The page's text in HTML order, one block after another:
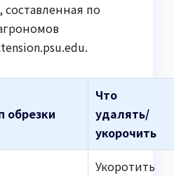
по
обрезки
Что
удалять/
укорочить
Укоротить